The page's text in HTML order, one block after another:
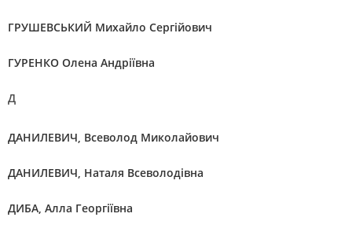
ГРУШЕВСЬКИЙ Михайло Сергійович
ГУРЕНКО Олена Андріївна
Д
ДАНИЛЕВИЧ, Всеволод Миколайович
ДАНИЛЕВИЧ, Наталя Всеволодівна
ДИБА, Алла Георгіївна